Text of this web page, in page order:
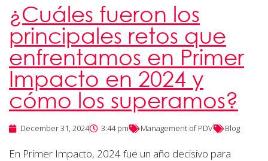
¿Cuáles fueron los
principales retos que
enfrentamos en Primer
Impacto en 2024 y
cómo los superamos?
December 31, 2024 3:44 pm Management of PDV Blog
En Primer Impacto, 2024 fue un año decisivo para